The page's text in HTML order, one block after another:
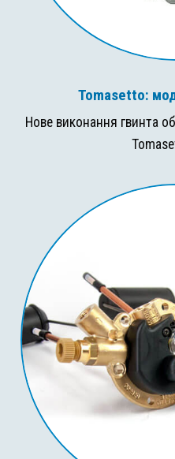
Tomasetto:
Нове виконання гвинта